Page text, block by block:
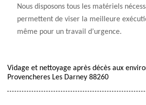
Nous disposons tous les matériels
permettent de viser la meilleure
même pour un travail d’urgence.
Vidage et nettoyage après décès aux
Provencheres Les Darney 88260